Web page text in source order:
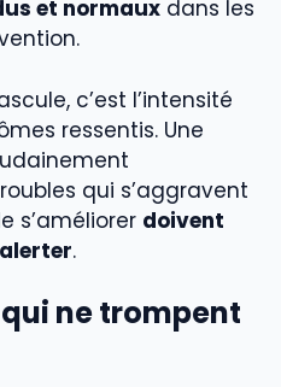
et normaux dans les
c’est l’intensité
ressentis. Une
qui s’aggravent
s’améliorer doivent
.
qui ne trompent